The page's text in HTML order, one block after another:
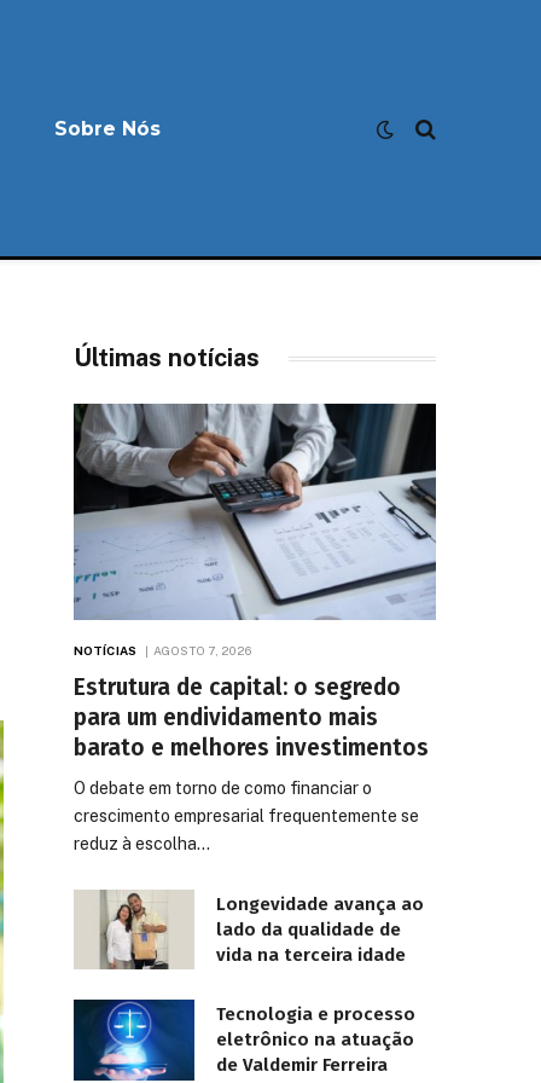
Sobre Nós
Últimas notícias
NOTÍCIAS AGOSTO 7, 2026
Estrutura de capital: o segredo
para um endividamento mais
barato e melhores investimentos
O debate em torno de como financiar o
crescimento empresarial frequentemente se
reduz à escolha…
Longevidade avança ao
lado da qualidade de
vida na terceira idade
Tecnologia e processo
eletrônico na atuação
de Valdemir Ferreira